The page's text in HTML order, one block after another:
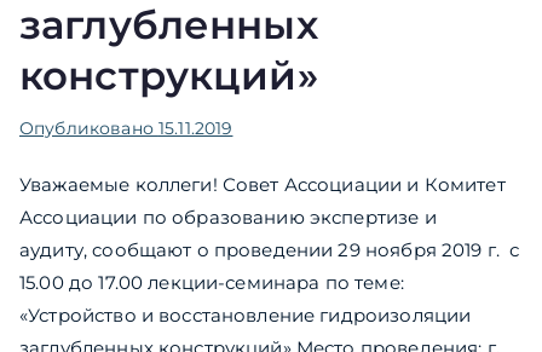
заглубленных
конструкций»
Опубликовано 15.11.2019
Уважаемые коллеги! Совет Ассоциации и Комитет
Ассоциации по образованию экспертизе и
аудиту, cообщают о проведении 29 ноября 2019 г. с
15.00 до 17.00 лекции-семинара по теме:
«Устройство и восстановление гидроизоляции